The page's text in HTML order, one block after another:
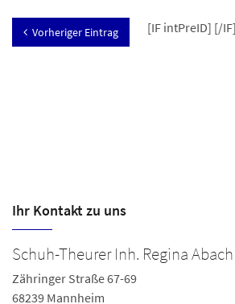
[IF intPreID]
Vorheriger Eintrag [/
Ihr Kontakt zu uns
Schuh-Theurer Inh. Regina Abach
Zähringer Straße 67-69
68239 Mannheim